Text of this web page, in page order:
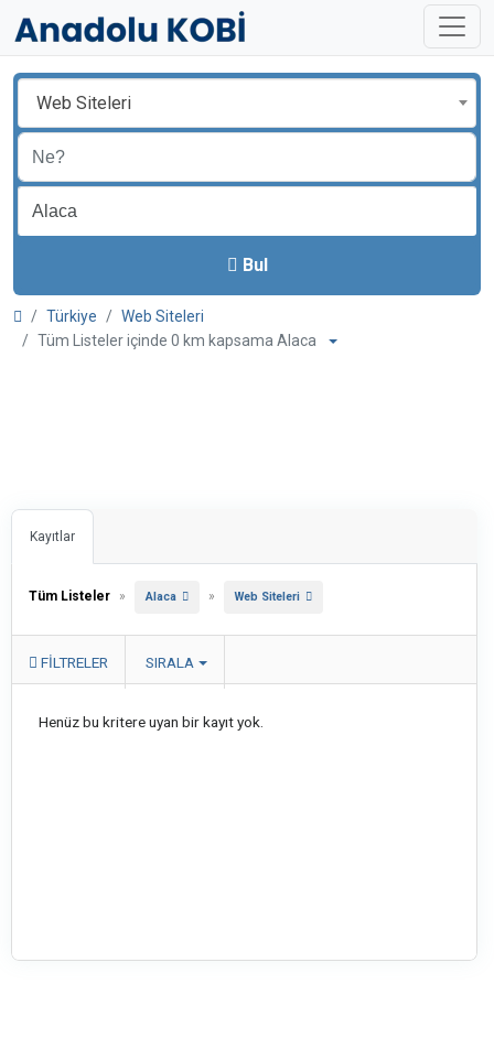
Web Siteleri
Bul
Türkiye
Web Siteleri
Tüm Listeler içinde 0 km kapsama Alaca
Kayıtlar
Tüm Listeler » Alaca » Web Siteleri
FILTRELER SIRALA
Henüz bu kritere uyan bir kayıt yok.